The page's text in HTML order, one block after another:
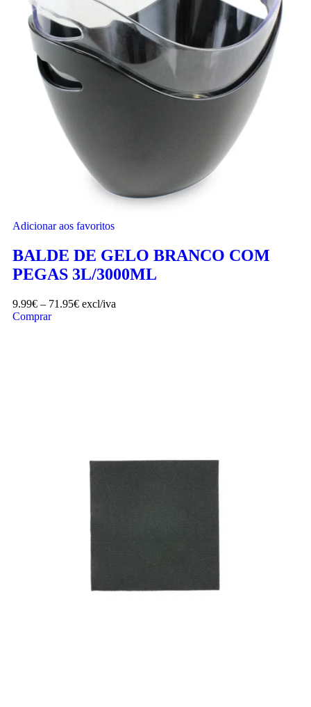
Adicionar aos favoritos
BALDE DE GELO BRANCO COM
PEGAS 3L/3000ML
9.99€ – 71.95€ excl/iva
Comprar